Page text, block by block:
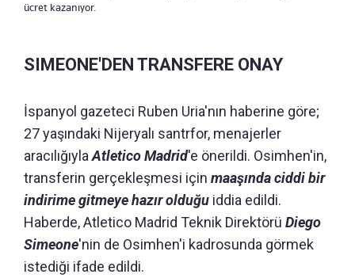
ücret kazanıyor.
SIMEONE'DEN TRANSFERE ONAY
İspanyol gazeteci Ruben Uria'nın haberine göre;
27 yaşındaki Nijeryalı santrfor, menajerler
aracılığıylaAtletico Madrid'e önerildi. Osimhen'in,
transferin gerçekleşmesi için maaşında ciddi bir
indirime gitmeye hazır olduğu iddia edildi.
Haberde, Atletico Madrid Teknik Direktörü Diego
Simeone'nin de Osimhen'i kadrosunda görmek
istediği ifade edildi.